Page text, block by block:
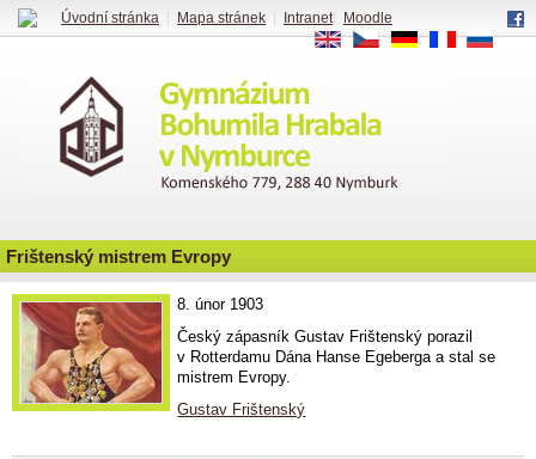
Frištenský mistrem Evropy
8. únor 1903
Český zápasník Gustav Frištenský porazil
v Rotterdamu Dána Hanse Egeberga a stal se
mistrem Evropy.
Gustav Frištenský
Úvodní stránka Mapa stránek Intranet|
Moodle
EN
CS DE FR RU